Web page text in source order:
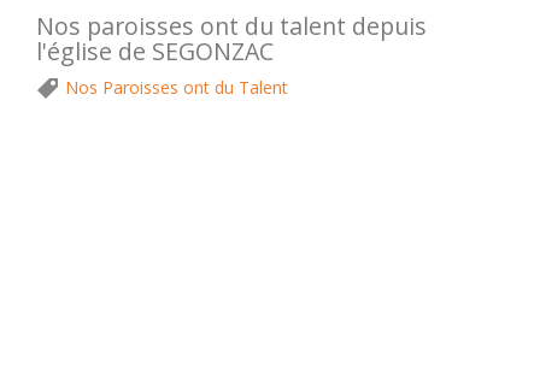
Nos paroisses ont du talent depuis
l'église de SEGONZAC
Nos Paroisses ont du Talent